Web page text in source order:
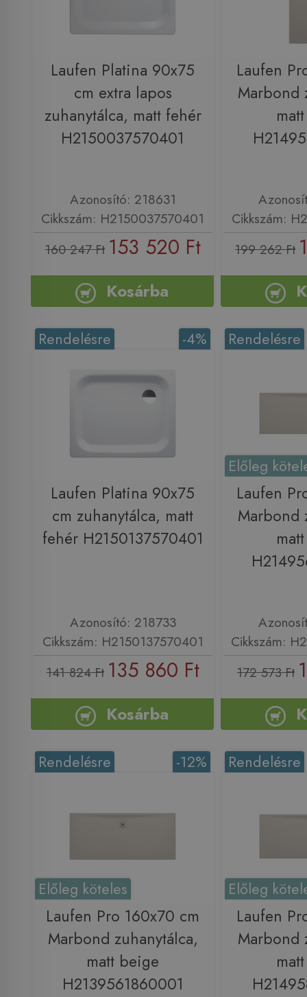
Laufen Platina 90x75
cm extra lapos
zuhanytálca, matt fehér
H2150037570401
Azonosító: 218631
Cikkszám: H2150037570401
160 247 Ft 153 520 Ft
Kosárba
Laufen
Marbond
Cikkszám:
199 262 Ft
-4%
Rendelésre
Laufen Platina 90x75
cm zuhanytálca, matt
fehér H2150137570401
Azonosító: 218733
Cikkszám: H2150137570401
141 824 Ft 135 860 Ft
Kosárba
Rendelésre
Előleg
Laufen
Marbond
Cikkszám:
172 573 Ft
-12%
Rendelésre
Előleg köteles
Laufen Pro 160x70 cm
Marbond zuhanytálca,
matt beige
H2139561860001
Rendelésre
Előleg
Laufen
Marbond